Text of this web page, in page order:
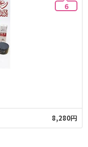
6
8,280円